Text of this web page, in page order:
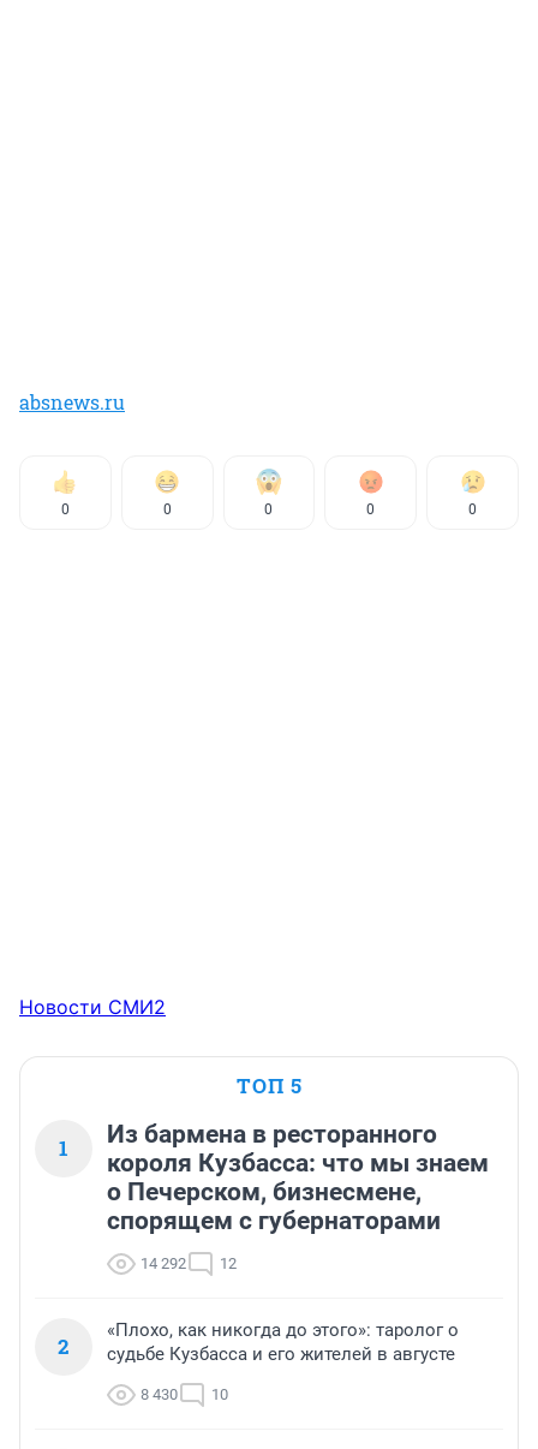
absnews.ru
0 0 0 0 0
Новости СМИ2
ТОП 5
1
Из бармена в ресторанного
короля Кузбасса: что мы знаем
о Печерском, бизнесмене,
спорящем с губернаторами
14 292 12
2
«Плохо, как никогда до этого»: таролог о
судьбе Кузбасса и его жителей в августе
8 430 10